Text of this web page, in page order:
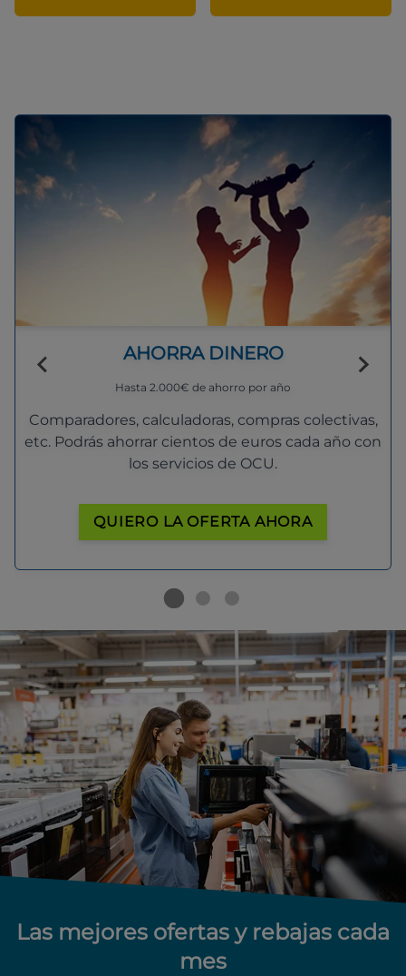
AHORRA DINERO
Hasta 2.000€ de ahorro por año
Comparadores, calculadoras, compras colectivas,
etc. Podrás ahorrar cientos de euros cada año con
los servicios de OCU.
QUIERO LA OFERTA AHORA
Las mejores ofertas y rebajas cada
mes